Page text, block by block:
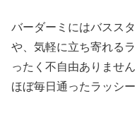
バーダーミにはバスス
や、気軽に立ち寄れる
ったく不自由ありませ
ほぼ毎日通ったラッシ